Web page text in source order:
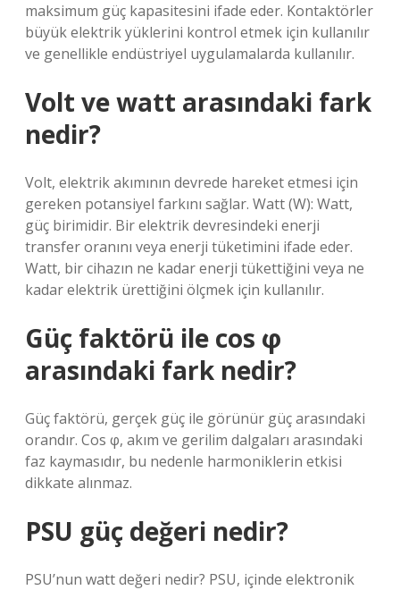
maksimum güç kapasitesini ifade eder. Kontaktörler
büyük elektrik yüklerini kontrol etmek için kullanılır
ve genellikle endüstriyel uygulamalarda kullanılır.
Volt ve watt arasındaki fark
nedir?
Volt, elektrik akımının devrede hareket etmesi için
gereken potansiyel farkını sağlar. Watt (W): Watt,
güç birimidir. Bir elektrik devresindeki enerji
transfer oranını veya enerji tüketimini ifade eder.
Watt, bir cihazın ne kadar enerji tükettiğini veya ne
kadar elektrik ürettiğini ölçmek için kullanılır.
Güç faktörü ile cos φ
arasındaki fark nedir?
Güç faktörü, gerçek güç ile görünür güç arasındaki
orandır. Cos φ, akım ve gerilim dalgaları arasındaki
faz kaymasıdır, bu nedenle harmoniklerin etkisi
dikkate alınmaz.
PSU güç değeri nedir?
PSU’nun watt değeri nedir? PSU, içinde elektronik